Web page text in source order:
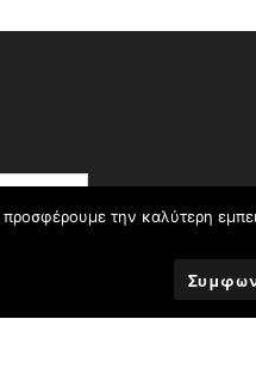
την καλύτερη